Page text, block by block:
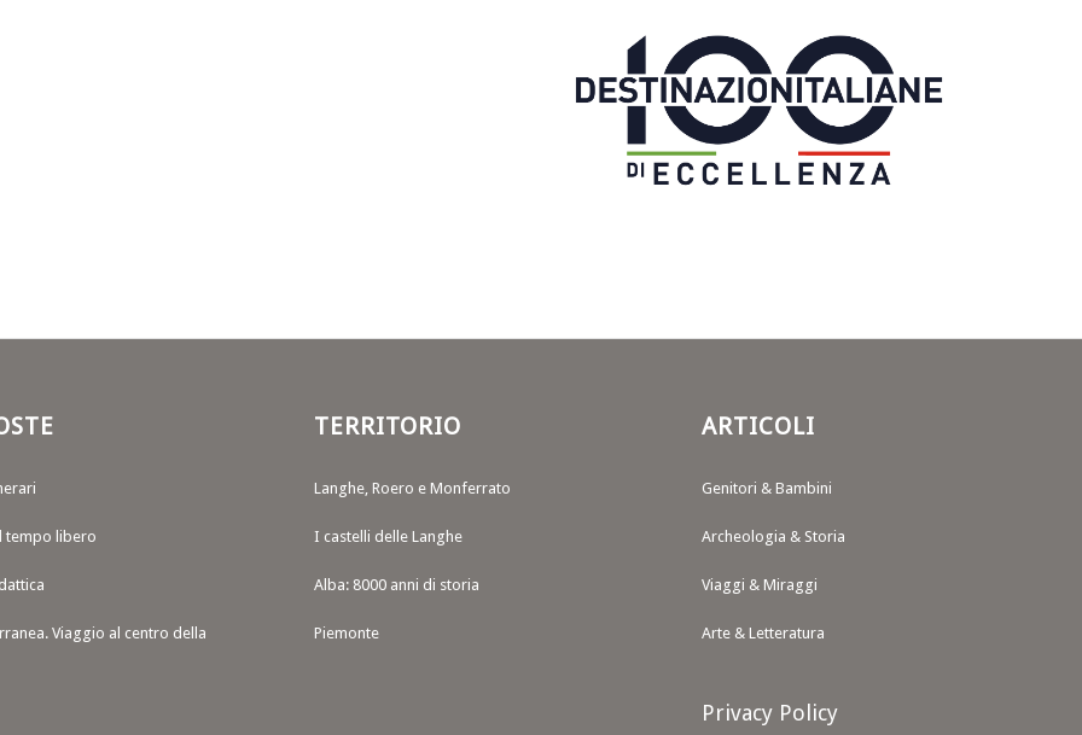
tempo libero
Viaggio al centro della
TERRITORIO
Langhe, Roero e Monferrato
I castelli delle Langhe
Alba: 8000 anni di storia
Piemonte
ARTICOLI
Genitori & Bambini
Archeologia & Storia
Viaggi & Miraggi
Arte & Letteratura
Privacy Policy